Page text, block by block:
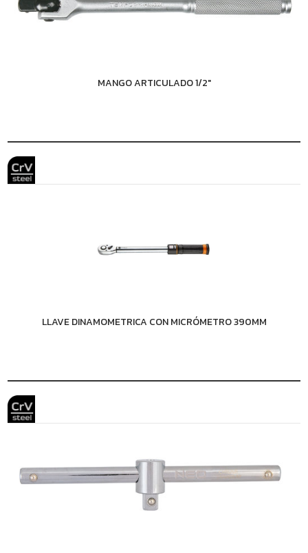
MANGO ARTICULADO 1/2"
LLAVE DINAMOMETRICA CON MICRÓMETRO 390MM